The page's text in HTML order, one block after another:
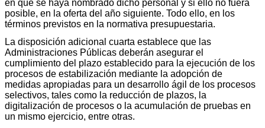
en que se haya nombrado dicho personal y si ello no fuera
posible, en la oferta del año siguiente. Todo ello, en los
términos previstos en la normativa presupuestaria.
La disposición adicional cuarta establece que las
Administraciones Públicas deberán asegurar el
cumplimiento del plazo establecido para la ejecución de los
procesos de estabilización mediante la adopción de
medidas apropiadas para un desarrollo ágil de los procesos
selectivos, tales como la reducción de plazos, la
digitalización de procesos o la acumulación de pruebas en
un mismo ejercicio, entre otras.